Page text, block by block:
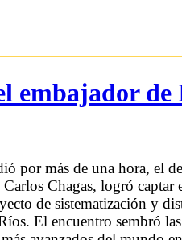
embajador
por más de una hora, el
Chagas, logró captar
de sistematización y
El encuentro sembró